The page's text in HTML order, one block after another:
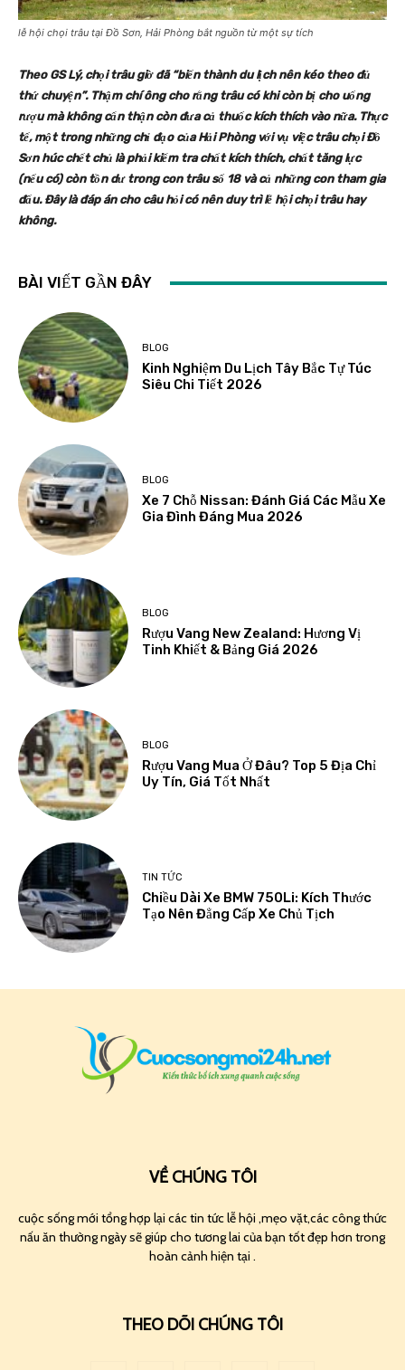
lễ hội chọi trâu tại Đồ Sơn, Hải Phòng bắt nguồn từ một sự tích
Theo GS Lý, chọi trâu giờ đã “biến thành du lịch nên kéo theo đủ
thứ chuyện”. Thậm chí ông cho rằng trâu có khi còn bị cho uống
rượu mà không cẩn thận còn đưa cả thuốc kích thích vào nữa. Thực
tế, một trong những chỉ đạo của Hải Phòng với vụ việc trâu chọi Đồ
Sơn húc chết chủ là phải kiểm tra chất kích thích, chất tăng lực
(nếu có) còn tồn dư trong con trâu số 18 và cả những con tham gia
đấu. Đây là đáp án cho câu hỏi có nên duy trì lễ hội chọi trâu hay
không.
BÀI VIẾT GẦN ĐÂY
BLOG
Kinh Nghiệm Du Lịch Tây Bắc Tự Túc
Siêu Chi Tiết 2026
BLOG
Xe 7 Chỗ Nissan: Đánh Giá Các Mẫu Xe
Gia Đình Đáng Mua 2026
BLOG
Rượu Vang New Zealand: Hương Vị
Tinh Khiết & Bảng Giá 2026
BLOG
Rượu Vang Mua Ở Đâu? Top 5 Địa Chỉ
Uy Tín, Giá Tốt Nhất
TIN TỨC
Chiều Dài Xe BMW 750Li: Kích Thước
Tạo Nên Đẳng Cấp Xe Chủ Tịch
VỀ CHÚNG TÔI
cuộc sống mới tổng hợp lại các tin tức lễ hội ,mẹo vặt,các công thức
nấu ăn thường ngày sẽ giúp cho tương lai của bạn tốt đẹp hơn trong
hoàn cảnh hiện tại .
THEO DÕI CHÚNG TÔI